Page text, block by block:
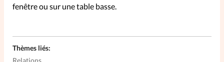
Si(x) simple de...
fenêtre ou sur une table basse.
Thèmes liés: